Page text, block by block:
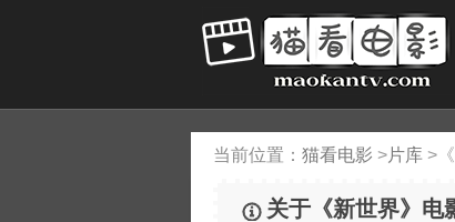
当前位置： 猫看电影 >片库 >
关于《新世界》电